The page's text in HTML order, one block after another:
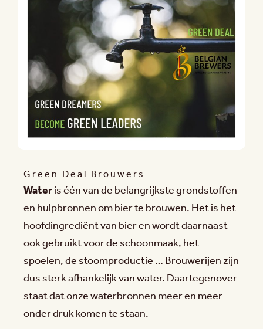
Green Deal Brouwers
Wateris één van de belangrijkste grondstoffen
en hulpbronnen om bier te brouwen. Het is het
hoofdingrediënt van bier en wordt daarnaast
ook gebruikt voor de schoonmaak, het
spoelen, de stoomproductie … Brouwerijen zijn
dus sterk afhankelijk van water. Daartegenover
staat dat onze waterbronnen meer en meer
onder druk komen te staan.